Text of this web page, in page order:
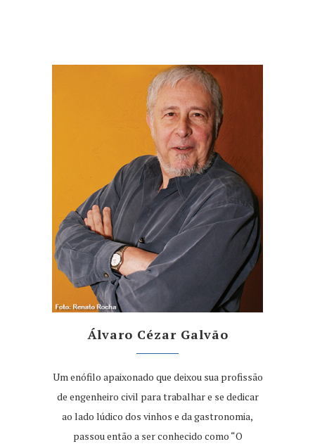
Álvaro Cézar Galvão
Um enófilo apaixonado que deixou sua profissão
de engenheiro civil para trabalhar e se dedicar
ao lado lúdico dos vinhos e da gastronomia,
passou então a ser conhecido como “O